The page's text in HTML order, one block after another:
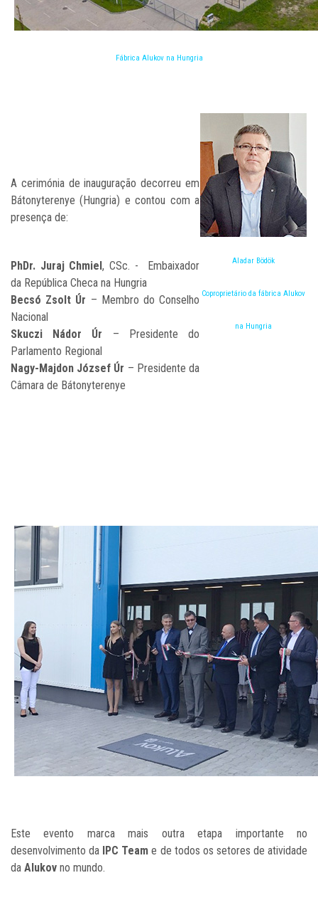
Fábrica Alukov na Hungria
Aladar Bödök
Coproprietário da fábrica Alukov
na Hungria
A cerimónia de inauguração decorreu em
Bátonyterenye (Hungria) e contou com a
presença de:
PhDr. Juraj Chmiel, CSc. - Embaixador
da República Checa na Hungria
Becsó Zsolt Úr – Membro do Conselho
Nacional
Skuczi Nádor Úr – Presidente do
Parlamento Regional
Nagy-Majdon József Úr – Presidente da
Câmara de Bátonyterenye
Este evento marca mais outra etapa importante no
desenvolvimento da IPC Team e de todos os setores de atividade
da Alukov no mundo.